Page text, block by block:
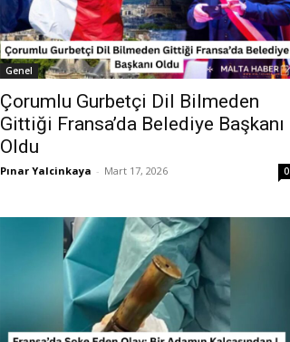
Genel
Çorumlu Gurbetçi Dil Bilmeden
Gittiği Fransa’da Belediye Başkanı
Oldu
Pınar Yalcinkaya - Mart 17, 2026 0